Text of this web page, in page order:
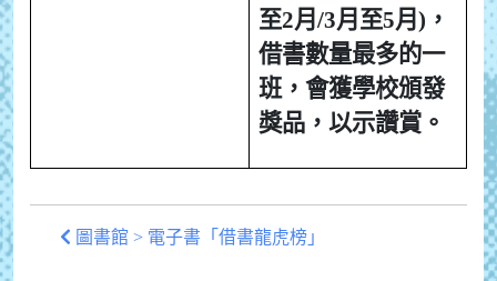
至2月/3月至5月)，
借書數量最多的一
班，會獲學校頒發
獎品，以示讚賞。
圖書館 > 電子書「借書龍虎榜」